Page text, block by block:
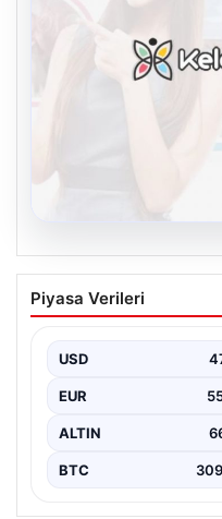
Kelebek sohbet
İletişimin
İnternet çağında
birçok…
Piyasa Verileri
USD
EUR
ALTIN
BTC